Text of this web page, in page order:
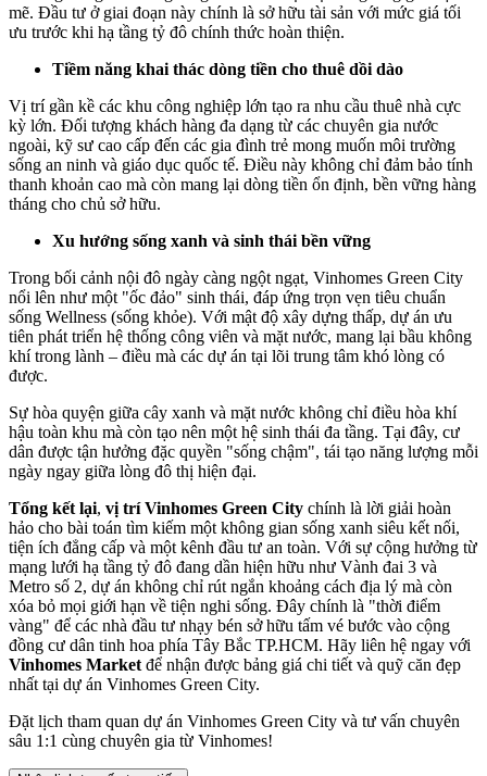
mẽ. Đầu tư ở giai đoạn này chính là sở hữu tài sản với mức giá tối
ưu trước khi hạ tầng tỷ đô chính thức hoàn thiện.
Tiềm năng khai thác dòng tiền cho thuê dồi dào
Vị trí gần kề các khu công nghiệp lớn tạo ra nhu cầu thuê nhà cực
kỳ lớn. Đối tượng khách hàng đa dạng từ các chuyên gia nước
ngoài, kỹ sư cao cấp đến các gia đình trẻ mong muốn môi trường
sống an ninh và giáo dục quốc tế. Điều này không chỉ đảm bảo tính
thanh khoản cao mà còn mang lại dòng tiền ổn định, bền vững hàng
tháng cho chủ sở hữu.
Xu hướng sống xanh và sinh thái bền vững
Trong bối cảnh nội đô ngày càng ngột ngạt, Vinhomes Green City
nổi lên như một "ốc đảo" sinh thái, đáp ứng trọn vẹn tiêu chuẩn
sống Wellness (sống khỏe). Với mật độ xây dựng thấp, dự án ưu
tiên phát triển hệ thống công viên và mặt nước, mang lại bầu không
khí trong lành – điều mà các dự án tại lõi trung tâm khó lòng có
được.
Sự hòa quyện giữa cây xanh và mặt nước không chỉ điều hòa khí
hậu toàn khu mà còn tạo nên một hệ sinh thái đa tầng. Tại đây, cư
dân được tận hưởng đặc quyền "sống chậm", tái tạo năng lượng mỗi
ngày ngay giữa lòng đô thị hiện đại.
Tổng kết lại, vị trí Vinhomes Green City chính là lời giải hoàn
hảo cho bài toán tìm kiếm một không gian sống xanh siêu kết nối,
tiện ích đẳng cấp và một kênh đầu tư an toàn. Với sự cộng hưởng từ
mạng lưới hạ tầng tỷ đô đang dần hiện hữu như Vành đai 3 và
Metro số 2, dự án không chỉ rút ngắn khoảng cách địa lý mà còn
xóa bỏ mọi giới hạn về tiện nghi sống. Đây chính là "thời điểm
vàng" để các nhà đầu tư nhạy bén sở hữu tấm vé bước vào cộng
đồng cư dân tinh hoa phía Tây Bắc TP.HCM. Hãy liên hệ ngay với
Vinhomes Market để nhận được bảng giá chi tiết và quỹ căn đẹp
nhất tại dự án Vinhomes Green City.
Đặt lịch tham quan dự án Vinhomes Green City và tư vấn chuyên
sâu 1:1 cùng chuyên gia từ Vinhomes!